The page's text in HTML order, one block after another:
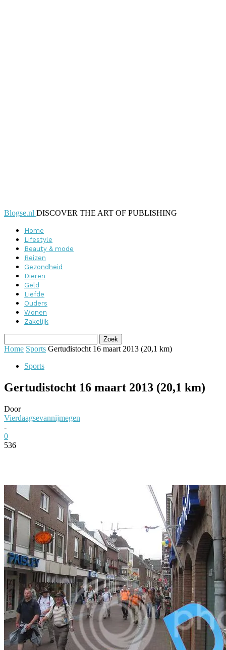
Blogse.nl DISCOVER THE ART OF PUBLISHING
Home
Lifestyle
Beauty & mode
Reizen
Gezondheid
Dieren
Geld
Liefde
Ouders
Wonen
Zakelijk
Home Sports Gertudistocht 16 maart 2013 (20,1 km)
Sports
Gertudistocht 16 maart 2013 (20,1 km)
Door
Vierdaagsevannijmegen
-
0
536